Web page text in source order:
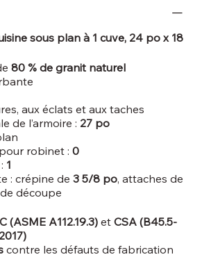
sous plan à 1 cuve, 24 po x 18
80 % de granit naturel
aux éclats et aux taches
de l’armoire : 27 po
robinet :0
1
: crépine de3 5/8 po, attaches de
découpe
(ASME A112.19.3) etCSA (B45.5-
contre les défauts de fabrication